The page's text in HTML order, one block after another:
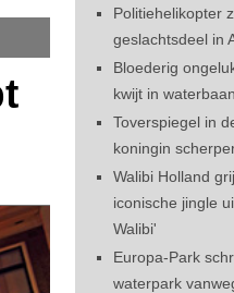
Politiehelikopter
geslachtsdeel in
Bloederig
kwijt in waterbaan
Toverspiegel in
koningin
Walibi Holland
iconische jingle
Walibi'
Europa-Park
waterpark